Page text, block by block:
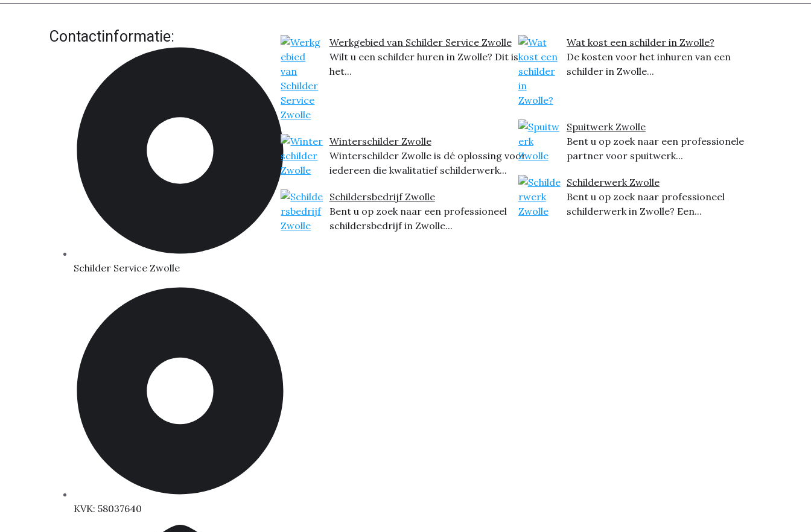
Contactinformatie:
Schilder Service Zwolle
KVK: 58037640
Werkgebied van Schilder Service Zwolle
Wilt u een schilder huren in Zwolle? Dit is
het...
Winterschilder Zwolle
Winterschilder Zwolle is dé oplossing voor
iedereen die kwalitatief schilderwerk...
Schildersbedrijf Zwolle
Bent u op zoek naar een professioneel
schildersbedrijf in Zwolle...
Wat kost een schilder in Zwolle?
De kosten voor het inhuren van een
schilder in Zwolle...
Spuitwerk Zwolle
Bent u op zoek naar een professionele
partner voor spuitwerk...
Schilderwerk Zwolle
Bent u op zoek naar professioneel
schilderwerk in Zwolle? Een...